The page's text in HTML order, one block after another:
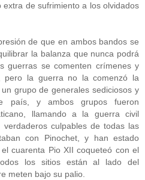
de sufrimiento a los olvidados
de que en ambos bandos se
la balanza que nunca podrá
guerras se comenten crímenes y
pero la guerra no la comenzó la
grupo de generales sediciosos y
país, y ambos grupos fueron
llamando a la guerra civil
culpables de todas las
con Pinochet, y han estado
cuarenta Pio XII coqueteó con el
los sitios están al lado del
meten bajo su palio.